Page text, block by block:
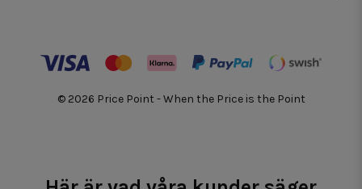
© 2026 Price Point - When the Price is the Point